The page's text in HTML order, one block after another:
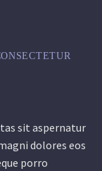
sit aspernatur
dolores eos
porro